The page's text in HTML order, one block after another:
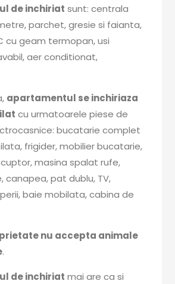
de inchiriat sunt: centrala
parchet, gresie si faianta,
cu geam termopan, usi
aer conditionat,
apartamentul se inchiriaza
cu urmatoarele piese de
bucatarie complet
frigider, mobilier bucatarie,
masina spalat rufe,
canapea, pat dublu, TV,
baie mobilata, cabina de
nu accepta animale
.
de inchiriat mai are ca si